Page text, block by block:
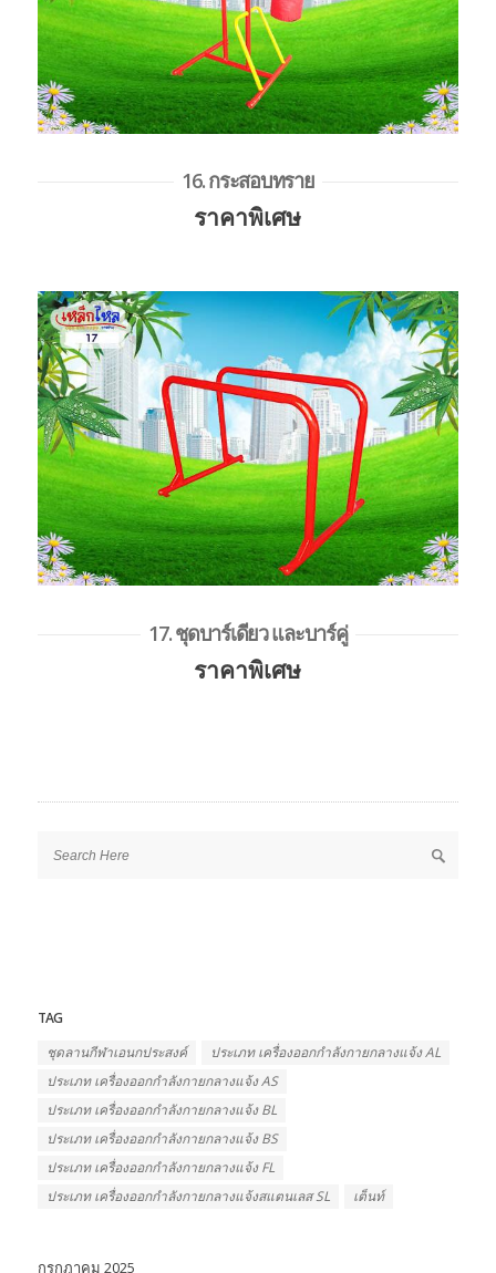
16. กระสอบทราย
ราคาพิเศษ
17. ชุดบาร์เดียว และบาร์คู่
ราคาพิเศษ
TAG
ชุดลานกีฬาเอนกประสงค์
ประเภท เครื่องออกกำลังกายกลางแจ้ง AL
ประเภท เครื่องออกกำลังกายกลางแจ้ง AS
ประเภท เครื่องออกกำลังกายกลางแจ้ง BL
ประเภท เครื่องออกกำลังกายกลางแจ้ง BS
ประเภท เครื่องออกกำลังกายกลางแจ้ง FL
ประเภท เครื่องออกกำลังกายกลางแจ้งสแตนเลส SL
เต็นท์
กรกฎาคม 2025